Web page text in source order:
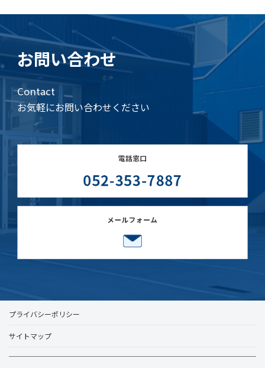
お問い合わせ
Contact
お気軽にお問い合わせください
プライバシーポリシー
サイトマップ